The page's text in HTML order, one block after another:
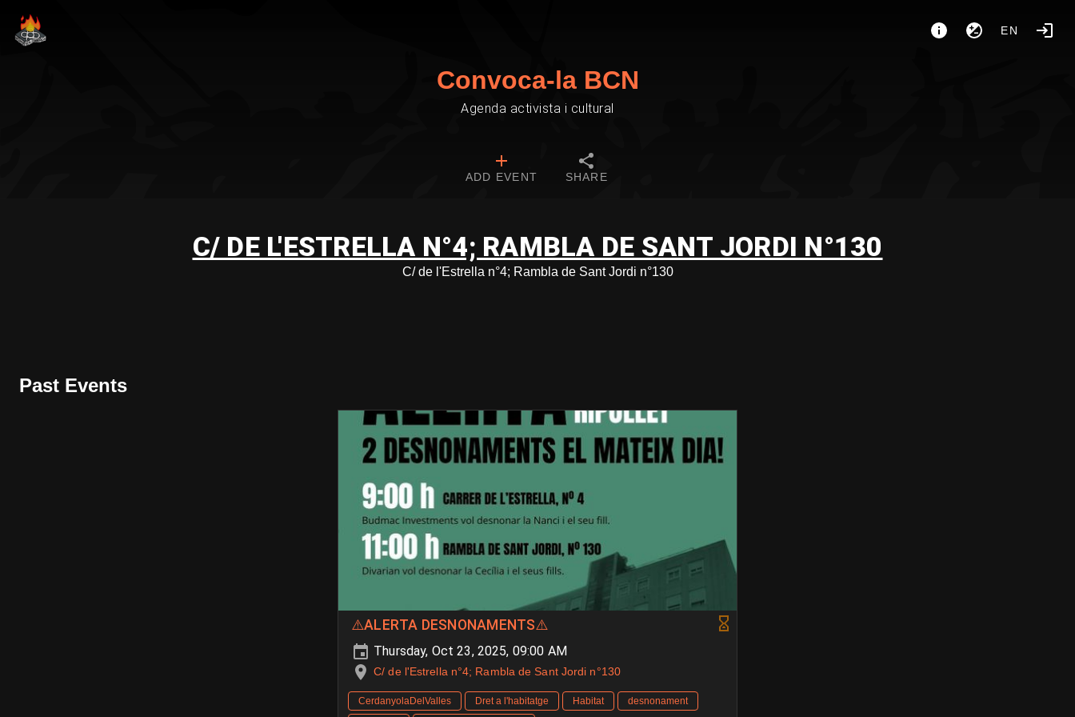
EN
Convoca-la BCN
Agenda activista i cultural
ADD EVENT SHARE
C/ DE L'ESTRELLA N°4; RAMBLA DE SANT JORDI N°130
C/ de l'Estrella n°4; Rambla de Sant Jordi n°130
Past Events
⚠️ALERTA DESNONAMENTS⚠️
Thursday, Oct 23, 2025, 09:00 AM
C/ de l'Estrella n°4; Rambla de Sant Jordi n°130
CerdanyolaDelValles Dret a l'habitatge Habitat desnonament